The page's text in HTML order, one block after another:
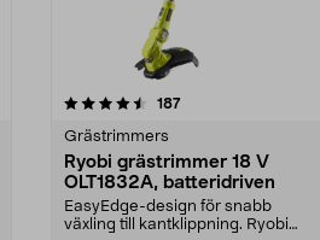
187recensioner
Grästrimmers
Ryobi grästrimmer 18 V
OLT1832A, batteridriven
EasyEdge-design för snabb
växling till kantklippning. Ryobi
4.5 av 5 stjärnor